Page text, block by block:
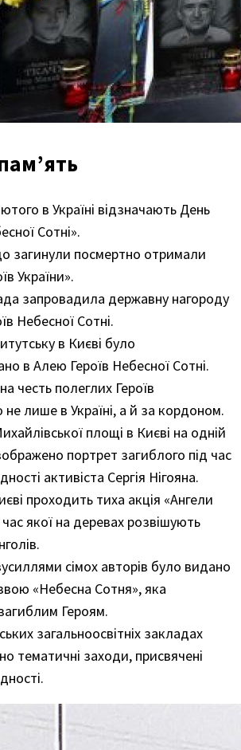
в Україні відзначають День
Сотні».
загинули посмертно отримали
України».
запровадила державну нагороду
Небесної Сотні.
в Києві було
в Алею Героїв Небесної Сотні.
честь полеглих Героїв
не лише в Україні, а й за кордоном.
площі в Києві на одній
портрет загиблого під час
активіста Сергія Нігояна.
проходить тиха акція «Ангели
час якої на деревах розвішують
сімох авторів було видано
«Небесна Сотня», яка
Героям.
загальноосвітніх закладах
тематичні заходи, присвячені